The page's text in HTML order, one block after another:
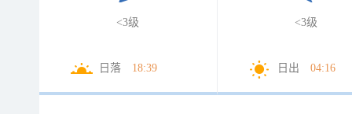
<3级
日落 18:39
<3级
日出 04:16